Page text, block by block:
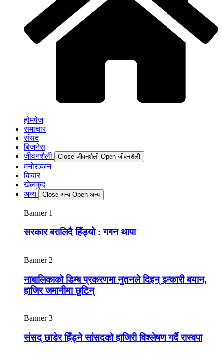
होमपेज
समाचार
संसद
बिजनेस
जीवनशैली
Close जीवनशैली Open जीवनशैली
मनोरञ्जन
विचार
खेलकुद
अन्य
Close अन्य Open अन्य
Banner 1
सरकार बरालिदै हिँड्यो : गगन थापा
Banner 2
नाबालिकाको डिम्ब प्रकरणमा नुतनले दिइन् इन्कारी बयान,
हाजिर जमानीमा छुटिन्
Banner 3
संसद् छाडेर हिँड्ने सांसदको हाजिरी विश्लेषण गर्दै रास्वपा